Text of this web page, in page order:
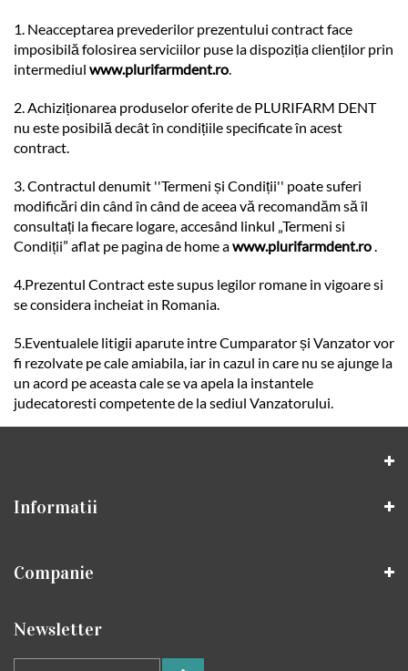
1. Neacceptarea prevederilor prezentului contract face
imposibilă folosirea serviciilor puse la dispoziția clienților prin
intermediul www.plurifarmdent.ro.
2. Achiziționarea produselor oferite de PLURIFARM DENT
nu este posibilă decât în condițiile specificate în acest
contract.
3. Contractul denumit ''Termeni și Condiții'' poate suferi
modificări din când în când de aceea vă recomandăm să îl
consultați la fiecare logare, accesând linkul „Termeni si
Condiții” aflat pe pagina de home awww.plurifarmdent.ro.
4.Prezentul Contract este supus legilor romane in vigoare si
se considera incheiat in Romania.
5.Eventualele litigii aparute intre Cumparator și Vanzator vor
fi rezolvate pe cale amiabila, iar in cazul in care nu se ajunge la
un acord pe aceasta cale se va apela la instantele
judecatoresti competente de la sediul Vanzatorului.
Informatii
Companie
Newsletter